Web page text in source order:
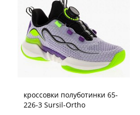
кроссовки полуботинки 65-
226-3 Sursil-Ortho